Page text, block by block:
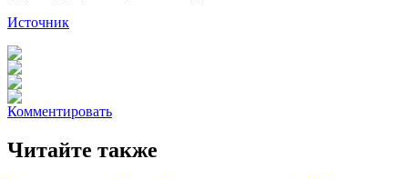
Источник
Комментировать
Читайте также